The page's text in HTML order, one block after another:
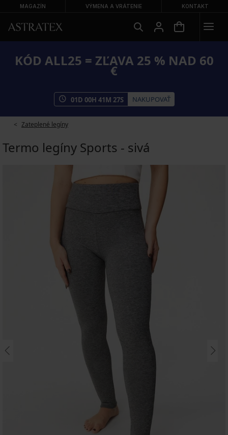
MAGAZÍN VÝMENA A VRÁTENIE KONTAKT
KÓD ALL25 = ZĽAVA 25 % NAD 60
€
01D 00H 41M 27S NAKUPOVAŤ
Zateplené legíny
Termo legíny Sports - sivá